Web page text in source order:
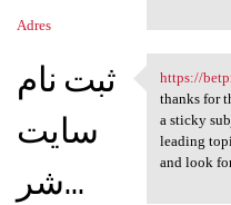
Adres
ثبت نام
سایت
شر...
https://
https://
thanks for
a sticky
leading
and look